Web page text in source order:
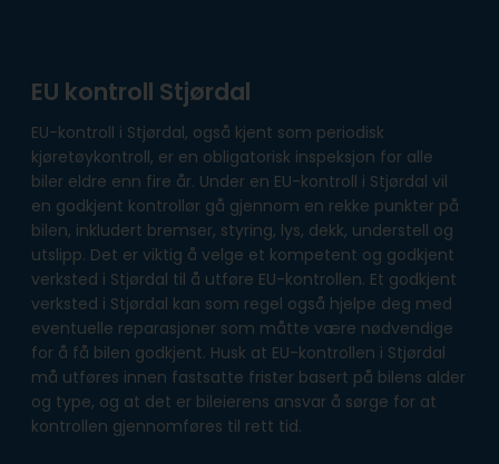
EU kontroll Stjørdal
EU-kontroll i Stjørdal, også kjent som periodisk
kjøretøykontroll, er en obligatorisk inspeksjon for alle
biler eldre enn fire år. Under en EU-kontroll i Stjørdal vil
en godkjent kontrollør gå gjennom en rekke punkter på
bilen, inkludert bremser, styring, lys, dekk, understell og
utslipp. Det er viktig å velge et kompetent og godkjent
verksted i Stjørdal til å utføre EU-kontrollen. Et godkjent
verksted i Stjørdal kan som regel også hjelpe deg med
eventuelle reparasjoner som måtte være nødvendige
for å få bilen godkjent. Husk at EU-kontrollen i Stjørdal
må utføres innen fastsatte frister basert på bilens alder
og type, og at det er bileierens ansvar å sørge for at
kontrollen gjennomføres til rett tid.